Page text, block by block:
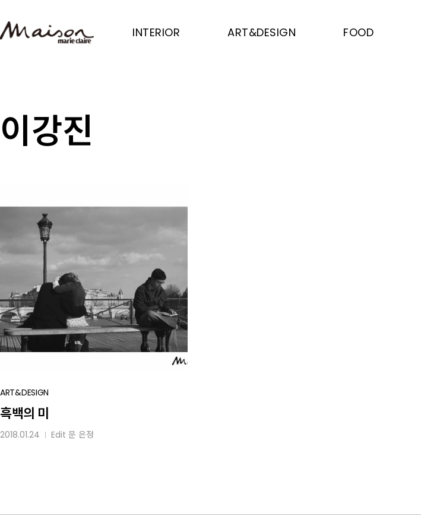
to
main
INTERIOR ART&DESIGN FOOD
이강진
흑백의
미
ART&DESIGN
흑백의 미
2018.01.24 Edit 문 은정